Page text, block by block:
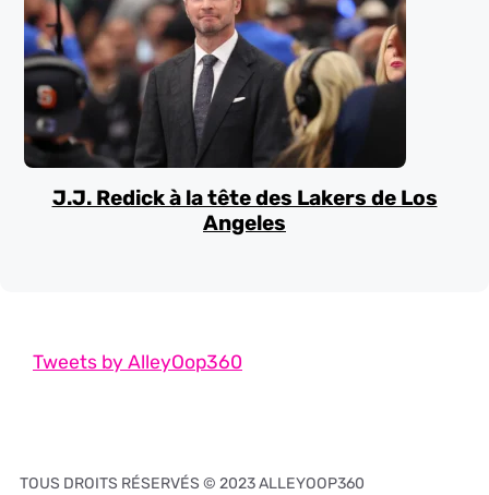
J.J. Redick à la tête des Lakers de Los
Angeles
Tweets by AlleyOop360
TOUS DROITS RÉSERVÉS © 2023 ALLEYOOP360